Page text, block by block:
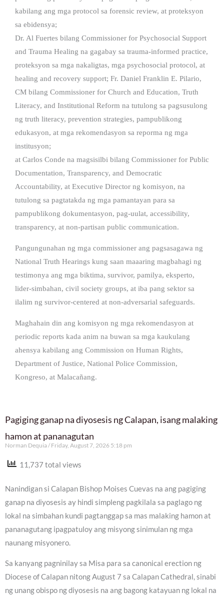
kabilang ang mga protocol sa forensic review, at proteksyon
sa ebidensya;
Dr. Al Fuertes bilang Commissioner for Psychosocial Support
and Trauma Healing na gagabay sa trauma-informed practice,
proteksyon sa mga nakaligtas, mga psychosocial protocol, at
healing and recovery support; Fr. Daniel Franklin E. Pilario,
CM bilang Commissioner for Church and Education, Truth
Literacy, and Institutional Reform na tutulong sa pagsusulong
ng truth literacy, prevention strategies, pampublikong
edukasyon, at mga rekomendasyon sa reporma ng mga
institusyon;
at Carlos Conde na magsisilbi bilang Commissioner for Public
Documentation, Transparency, and Democratic
Accountability, at Executive Director ng komisyon, na
tutulong sa pagtatakda ng mga pamantayan para sa
pampublikong dokumentasyon, pag-uulat, accessibility,
transparency, at non-partisan public communication.
Pangungunahan ng mga commissioner ang pagsasagawa ng
National Truth Hearings kung saan maaaring magbahagi ng
testimonya ang mga biktima, survivor, pamilya, eksperto,
lider-simbahan, civil society groups, at iba pang sektor sa
ilalim ng survivor-centered at non-adversarial safeguards.
Maghahain din ang komisyon ng mga rekomendasyon at
periodic reports kada anim na buwan sa mga kaukulang
ahensya kabilang ang Commission on Human Rights,
Department of Justice, National Police Commission,
Kongreso, at Malacañang.
Pagiging ganap na diyosesis ng Calapan, isang malaking
hamon at pananagutan
Norman Dequia Friday, August 7, 2026 5:18 pm
11,737 total views
Nanindigan si Calapan Bishop Moises Cuevas na ang pagiging
ganap na diyosesis ay hindi simpleng pagkilala sa paglago ng
lokal na simbahan kundi pagtanggap sa mas malaking hamon at
pananagutang ipagpatuloy ang misyong sinimulan ng mga
naunang misyonero.
Sa kanyang pagninilay sa Misa para sa canonical erection ng
Diocese of Calapan nitong August 7 sa Calapan Cathedral, sinabi
ng unang obispo ng diyosesis na ang bagong katayuan ng lokal na